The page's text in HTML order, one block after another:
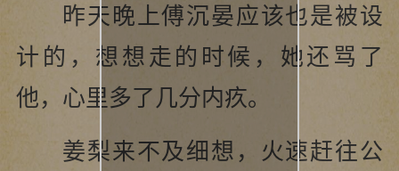
昨天晚上傅沉晏应该也是被设
计的，想想走的时候，她还骂了
他，心里多了几分内疚。
姜梨来不及细想，火速赶往公